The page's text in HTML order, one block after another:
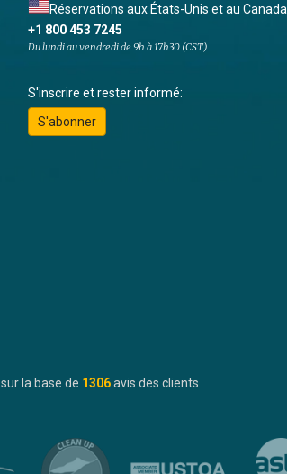
Réservations aux États-Unis et au Canada
+1 800 453 7245
Du lundi au vendredi de 9h à 17h30 (CST)
S'inscrire et rester informé:
S'abonner
sur la base de 1306avis des clients